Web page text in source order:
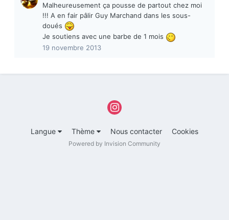
Malheureusement ça pousse de partout chez moi
!!! A en fair pâlir Guy Marchand dans les sous-
doués
Je soutiens avec une barbe de 1 mois
19 novembre 2013
Langue Thème Nous contacter Cookies
Powered by Invision Community